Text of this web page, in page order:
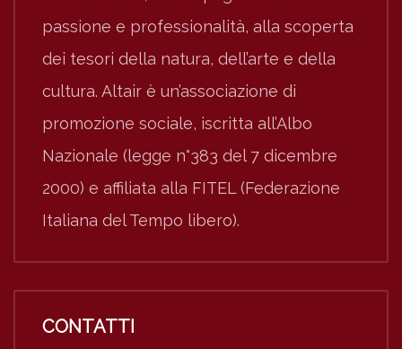
passione e professionalità, alla scoperta
dei tesori della natura, dell’arte e della
cultura. Altair è un’associazione di
promozione sociale, iscritta all’Albo
Nazionale (legge n°383 del 7 dicembre
2000) e affiliata alla FITEL (Federazione
Italiana del Tempo libero).
CONTATTI